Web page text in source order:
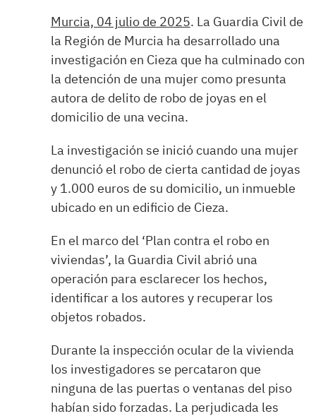
Murcia, 04 julio de 2025. La Guardia Civil de
la Región de Murcia ha desarrollado una
investigación en Cieza que ha culminado con
la detención de una mujer como presunta
autora de delito de robo de joyas en el
domicilio de una vecina.
La investigación se inició cuando una mujer
denunció el robo de cierta cantidad de joyas
y 1.000 euros de su domicilio, un inmueble
ubicado en un edificio de Cieza.
En el marco del ‘Plan contra el robo en
viviendas’, la Guardia Civil abrió una
operación para esclarecer los hechos,
identificar a los autores y recuperar los
objetos robados.
Durante la inspección ocular de la vivienda
los investigadores se percataron que
ninguna de las puertas o ventanas del piso
habían sido forzadas. La perjudicada les